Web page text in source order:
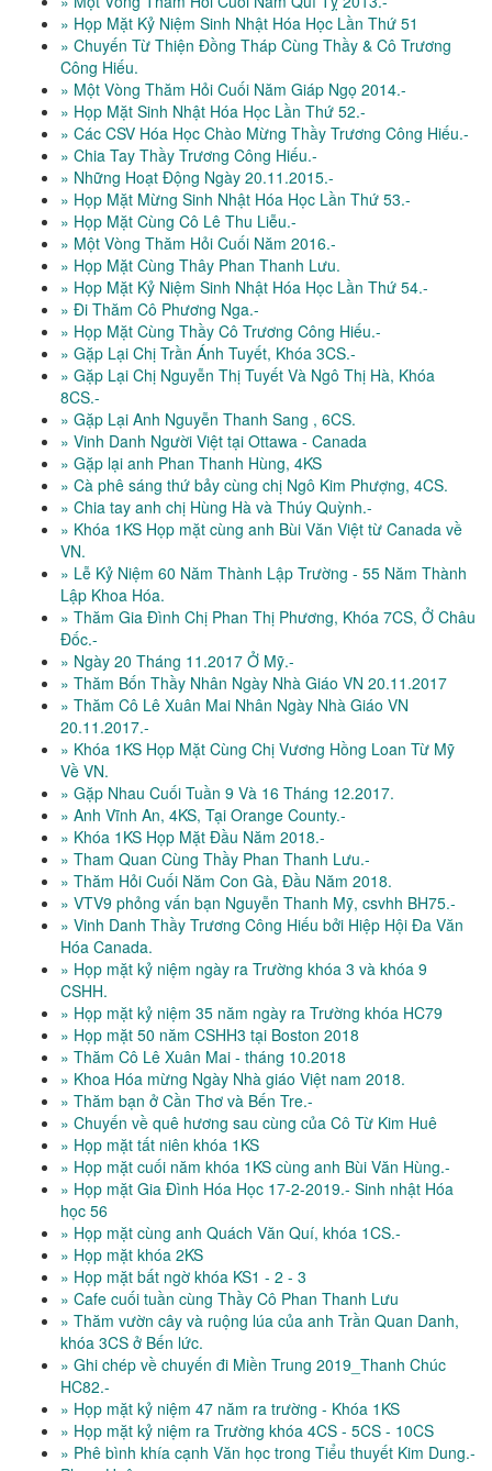
» Họp Mặt Kỷ Niệm Sinh Nhật Hóa Học Lần Thứ 51
» Chuyến Từ Thiện Đồng Tháp Cùng Thầy & Cô Trương
Công Hiếu.
» Một Vòng Thăm Hỏi Cuối Năm Giáp Ngọ 2014.-
» Họp Mặt Sinh Nhật Hóa Học Lần Thứ 52.-
» Các CSV Hóa Học Chào Mừng Thầy Trương Công Hiếu.-
» Chia Tay Thầy Trương Công Hiếu.-
» Những Hoạt Động Ngày 20.11.2015.-
» Họp Mặt Mừng Sinh Nhật Hóa Học Lần Thứ 53.-
» Họp Mặt Cùng Cô Lê Thu Liễu.-
» Một Vòng Thăm Hỏi Cuối Năm 2016.-
» Họp Mặt Cùng Thây Phan Thanh Lưu.
» Họp Mặt Kỷ Niệm Sinh Nhật Hóa Học Lần Thứ 54.-
» Đi Thăm Cô Phương Nga.-
» Họp Mặt Cùng Thầy Cô Trương Công Hiếu.-
» Gặp Lại Chị Trần Ánh Tuyết, Khóa 3CS.-
» Gặp Lại Chị Nguyễn Thị Tuyết Và Ngô Thị Hà, Khóa
8CS.-
» Gặp Lại Anh Nguyễn Thanh Sang , 6CS.
» Vinh Danh Người Việt tại Ottawa - Canada
» Gặp lại anh Phan Thanh Hùng, 4KS
» Cà phê sáng thứ bảy cùng chị Ngô Kim Phượng, 4CS.
» Chia tay anh chị Hùng Hà và Thúy Quỳnh.-
» Khóa 1KS Họp mặt cùng anh Bùi Văn Việt từ Canada về
VN.
» Lễ Kỷ Niệm 60 Năm Thành Lập Trường - 55 Năm Thành
Lập Khoa Hóa.
» Thăm Gia Đình Chị Phan Thị Phương, Khóa 7CS, Ở Châu
Đốc.-
» Ngày 20 Tháng 11.2017 Ở Mỹ.-
» Thăm Bốn Thầy Nhân Ngày Nhà Giáo VN 20.11.2017
» Thăm Cô Lê Xuân Mai Nhân Ngày Nhà Giáo VN
20.11.2017.-
» Khóa 1KS Họp Mặt Cùng Chị Vương Hồng Loan Từ Mỹ
Về VN.
» Gặp Nhau Cuối Tuần 9 Và 16 Tháng 12.2017.
» Anh Vĩnh An, 4KS, Tại Orange County.-
» Khóa 1KS Họp Mặt Đầu Năm 2018.-
» Tham Quan Cùng Thầy Phan Thanh Lưu.-
» Thăm Hỏi Cuối Năm Con Gà, Đầu Năm 2018.
» VTV9 phỏng vấn bạn Nguyễn Thanh Mỹ, csvhh BH75.-
» Vinh Danh Thầy Trương Công Hiếu bởi Hiệp Hội Đa Văn
Hóa Canada.
» Họp mặt kỷ niệm ngày ra Trường khóa 3 và khóa 9
CSHH.
» Họp mặt kỷ niệm 35 năm ngày ra Trường khóa HC79
» Họp mặt 50 năm CSHH3 tại Boston 2018
» Thăm Cô Lê Xuân Mai - tháng 10.2018
» Khoa Hóa mừng Ngày Nhà giáo Việt nam 2018.
» Thăm bạn ở Cần Thơ và Bến Tre.-
» Chuyến về quê hương sau cùng của Cô Từ Kim Huê
» Họp mặt tất niên khóa 1KS
» Họp mặt cuối năm khóa 1KS cùng anh Bùi Văn Hùng.-
» Họp mặt Gia Đình Hóa Học 17-2-2019.- Sinh nhật Hóa
học 56
» Họp mặt cùng anh Quách Văn Quí, khóa 1CS.-
» Họp mặt khóa 2KS
» Họp mặt bất ngờ khóa KS1 - 2 - 3
» Cafe cuối tuần cùng Thầy Cô Phan Thanh Lưu
» Thăm vườn cây và ruộng lúa của anh Trần Quan Danh,
khóa 3CS ở Bến lức.
» Ghi chép về chuyến đi Miền Trung 2019_Thanh Chúc
HC82.-
» Họp mặt kỷ niệm 47 năm ra trường - Khóa 1KS
» Họp mặt kỷ niệm ra Trường khóa 4CS - 5CS - 10CS
» Phê bình khía cạnh Văn học trong Tiểu thuyết Kim Dung.-